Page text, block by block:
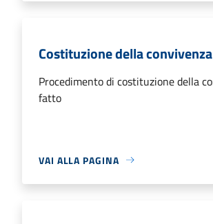
Costituzione della
Procedimento di costituzione della
fatto
VAI ALLA PAGINA